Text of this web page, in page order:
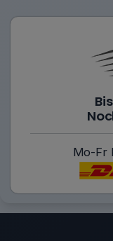
Mo-Fr